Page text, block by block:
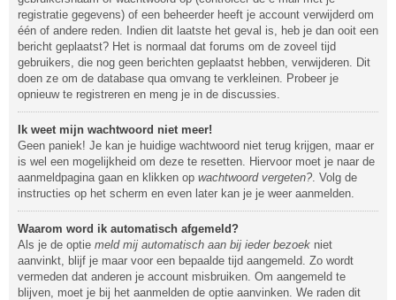
registratie gegevens) of een beheerder heeft je account verwijderd om
één of andere reden. Indien dit laatste het geval is, heb je dan ooit een
bericht geplaatst? Het is normaal dat forums om de zoveel tijd
gebruikers, die nog geen berichten geplaatst hebben, verwijderen. Dit
doen ze om de database qua omvang te verkleinen. Probeer je
opnieuw te registreren en meng je in de discussies.
Ik weet mijn wachtwoord niet meer!
Geen paniek! Je kan je huidige wachtwoord niet terug krijgen, maar er
is wel een mogelijkheid om deze te resetten. Hiervoor moet je naar de
aanmeldpagina gaan en klikken op wachtwoord vergeten?. Volg de
instructies op het scherm en even later kan je je weer aanmelden.
Waarom word ik automatisch afgemeld?
Als je de optie meld mij automatisch aan bij ieder bezoek niet
aanvinkt, blijf je maar voor een bepaalde tijd aangemeld. Zo wordt
vermeden dat anderen je account misbruiken. Om aangemeld te
blijven, moet je bij het aanmelden de optie aanvinken. We raden dit